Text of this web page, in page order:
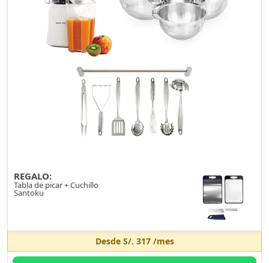
REGALO:
Tabla de picar + Cuchillo
Santoku
Desde S/. 317/mes